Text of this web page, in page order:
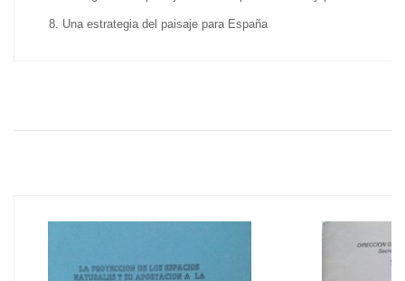
Una estrategia del paisaje para España